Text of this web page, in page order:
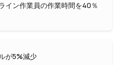
イン作業員の作業時間を40％
が5%減少